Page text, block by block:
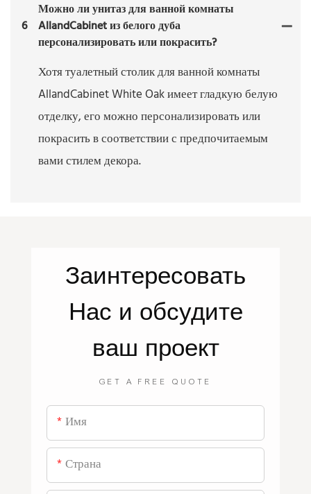
6
Можно ли унитаз для ванной комнаты
AllandCabinet из белого дуба
персонализировать или покрасить?
Хотя туалетный столик для ванной комнаты
AllandCabinet White Oak имеет гладкую белую
отделку, его можно персонализировать или
покрасить в соответствии с предпочитаемым
вами стилем декора.
Заинтересовать
Нас и обсудите
ваш проект
GET A FREE QUOTE
Имя
Страна